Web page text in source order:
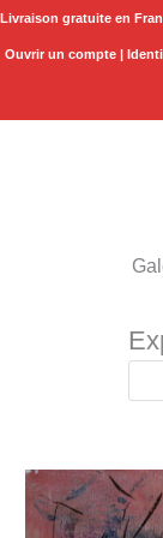
Aller
Livraison gratuite en
Ouvrir un compte |
quantité
de